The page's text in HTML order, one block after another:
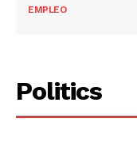
EMPLEO
Politics